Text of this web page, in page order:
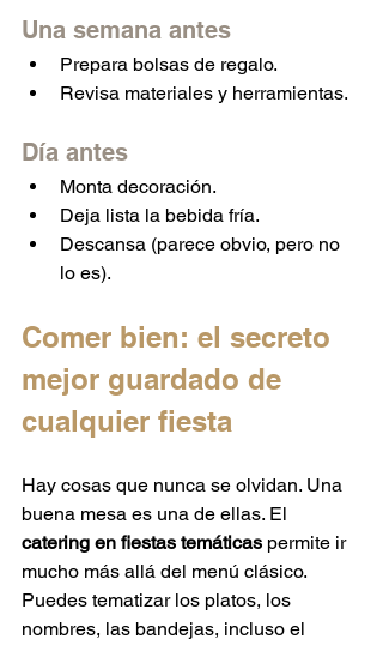
Una semana antes
Prepara bolsas de regalo.
Revisa materiales y herramientas.
Día antes
Monta decoración.
Deja lista la bebida fría.
Descansa (parece obvio, pero no
lo es).
Comer bien: el secreto
mejor guardado de
cualquier fiesta
Hay cosas que nunca se olvidan. Una
buena mesa es una de ellas. El
catering en fiestas temáticas permite ir
mucho más allá del menú clásico.
Puedes tematizar los platos, los
nombres, las bandejas, incluso el